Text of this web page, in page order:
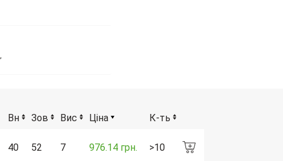
Вн Зов Вис Ціна К-ть
40 52 7 976.14 грн. >10